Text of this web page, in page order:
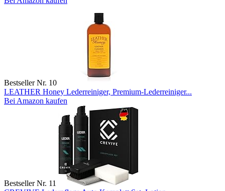
Bestseller Nr. 10
LEATHER Honey Lederreiniger, Premium-Lederreiniger...
Bei Amazon kaufen
Bestseller Nr. 11